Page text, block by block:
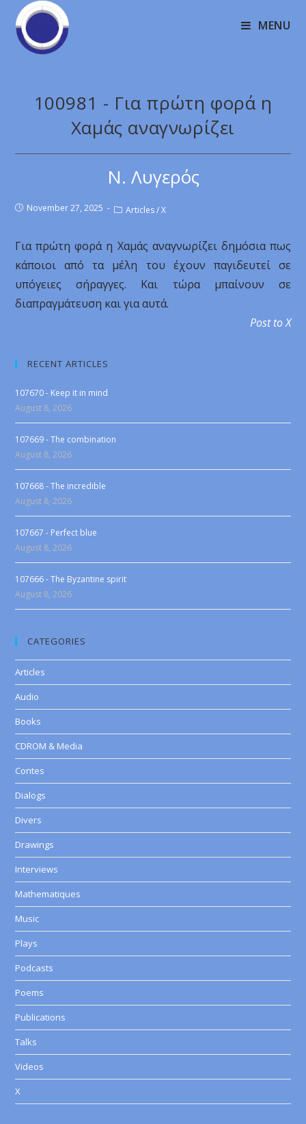
MENU
100981 - Για πρώτη φορά η
Χαμάς αναγνωρίζει
Ν. Λυγερός
November 27, 2025 Articles / X
Για πρώτη φορά η Χαμάς αναγνωρίζει δημόσια πως
κάποιοι από τα μέλη του έχουν παγιδευτεί σε
υπόγειες σήραγγες. Και τώρα μπαίνουν σε
διαπραγμάτευση και για αυτά.
Post to X
RECENT ARTICLES
107670 - Keep it in mind
August 8, 2026
107669 - The combination
August 8, 2026
107668 - The incredible
August 8, 2026
107667 - Perfect blue
August 8, 2026
107666 - The Byzantine spirit
August 8, 2026
CATEGORIES
Articles
Audio
Books
CDROM & Media
Contes
Dialogs
Divers
Drawings
Interviews
Mathematiques
Music
Plays
Podcasts
Poems
Publications
Talks
Videos
X